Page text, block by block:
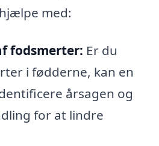
med:
fodsmerter: Er du
i fødderne, kan en
årsagen og
for at lindre